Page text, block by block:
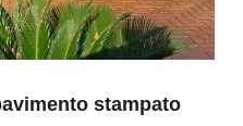
stampato